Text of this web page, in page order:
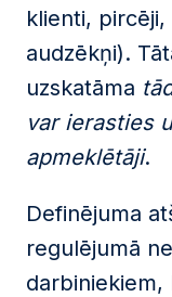
klienti,
audzēkņi).
uzskatāma
var ierasties
apmeklētāji.
Definējuma
regulējumā
darbiniekiem,